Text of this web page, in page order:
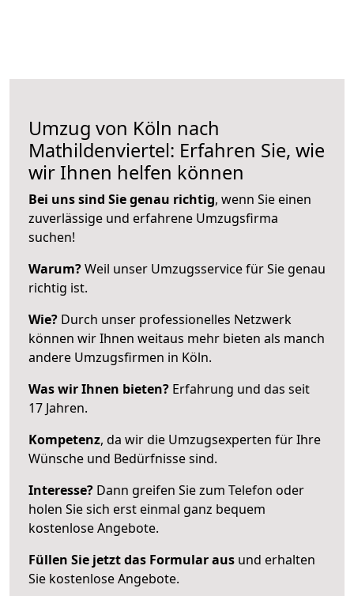
Umzug von Köln nach
Mathildenviertel: Erfahren Sie, wie
wir Ihnen helfen können
Bei uns sind Sie genau richtig, wenn Sie einen
zuverlässige und erfahrene Umzugsfirma
suchen!
Warum?Weil unser Umzugsservice für Sie genau
richtig ist.
Wie? Durch unser professionelles Netzwerk
können wir Ihnen weitaus mehr bieten als manch
andere Umzugsfirmen in Köln.
Was wir Ihnen bieten? Erfahrung und das seit
17 Jahren.
Kompetenz, da wir die Umzugsexperten für Ihre
Wünsche und Bedürfnisse sind.
Interesse? Dann greifen Sie zum Telefon oder
holen Sie sich erst einmal ganz bequem
kostenlose Angebote.
Füllen Sie jetzt das Formular aus und erhalten
Sie kostenlose Angebote.